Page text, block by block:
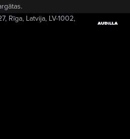
Rīga, Latvija, LV-1002,